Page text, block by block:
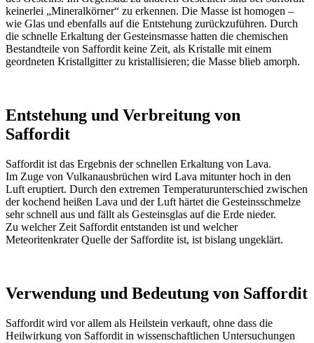
keinerlei „Mineralkörner“ zu erkennen. Die Masse ist homogen –
wie Glas und ebenfalls auf die Entstehung zurückzuführen. Durch
die schnelle Erkaltung der Gesteinsmasse hatten die chemischen
Bestandteile von Saffordit keine Zeit, als Kristalle mit einem
geordneten Kristallgitter zu kristallisieren; die Masse blieb amorph.
Entstehung und Verbreitung von
Saffordit
Saffordit ist das Ergebnis der schnellen Erkaltung von Lava.
Im Zuge von Vulkanausbrüchen wird Lava mitunter hoch in den
Luft eruptiert. Durch den extremen Temperaturunterschied zwischen
der kochend heißen Lava und der Luft härtet die Gesteinsschmelze
sehr schnell aus und fällt als Gesteinsglas auf die Erde nieder.
Zu welcher Zeit Saffordit entstanden ist und welcher
Meteoritenkrater Quelle der Saffordite ist, ist bislang ungeklärt.
Verwendung und Bedeutung von Saffordit
Saffordit wird vor allem als Heilstein verkauft, ohne dass die
Heilwirkung von Saffordit in wissenschaftlichen Untersuchungen